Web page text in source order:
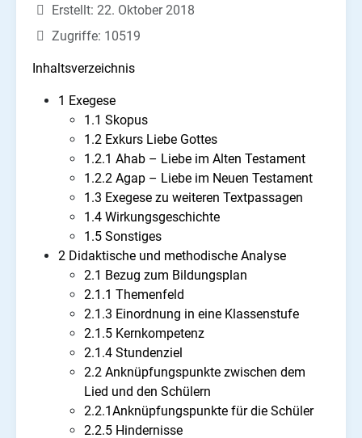
Erstellt: 22. Oktober 2018
Zugriffe: 10519
Inhaltsverzeichnis
1 Exegese
1.1 Skopus
1.2 Exkurs Liebe Gottes
1.2.1 Ahab – Liebe im Alten Testament
1.2.2 Agap – Liebe im Neuen Testament
1.3 Exegese zu weiteren Textpassagen
1.4 Wirkungsgeschichte
1.5 Sonstiges
2 Didaktische und methodische Analyse
2.1 Bezug zum Bildungsplan
2.1.1 Themenfeld
2.1.3 Einordnung in eine Klassenstufe
2.1.5 Kernkompetenz
2.1.4 Stundenziel
2.2 Anknüpfungspunkte zwischen dem
Lied und den Schülern
2.2.1Anknüpfungspunkte für die Schüler
2.2.5 Hindernisse